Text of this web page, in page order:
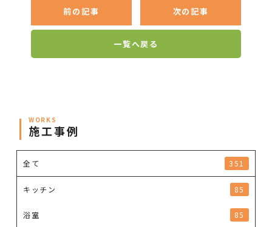
前の記事 次の記事
一覧へ戻る
WORKS
施工事例
全て 351
キッチン 85
浴室 85